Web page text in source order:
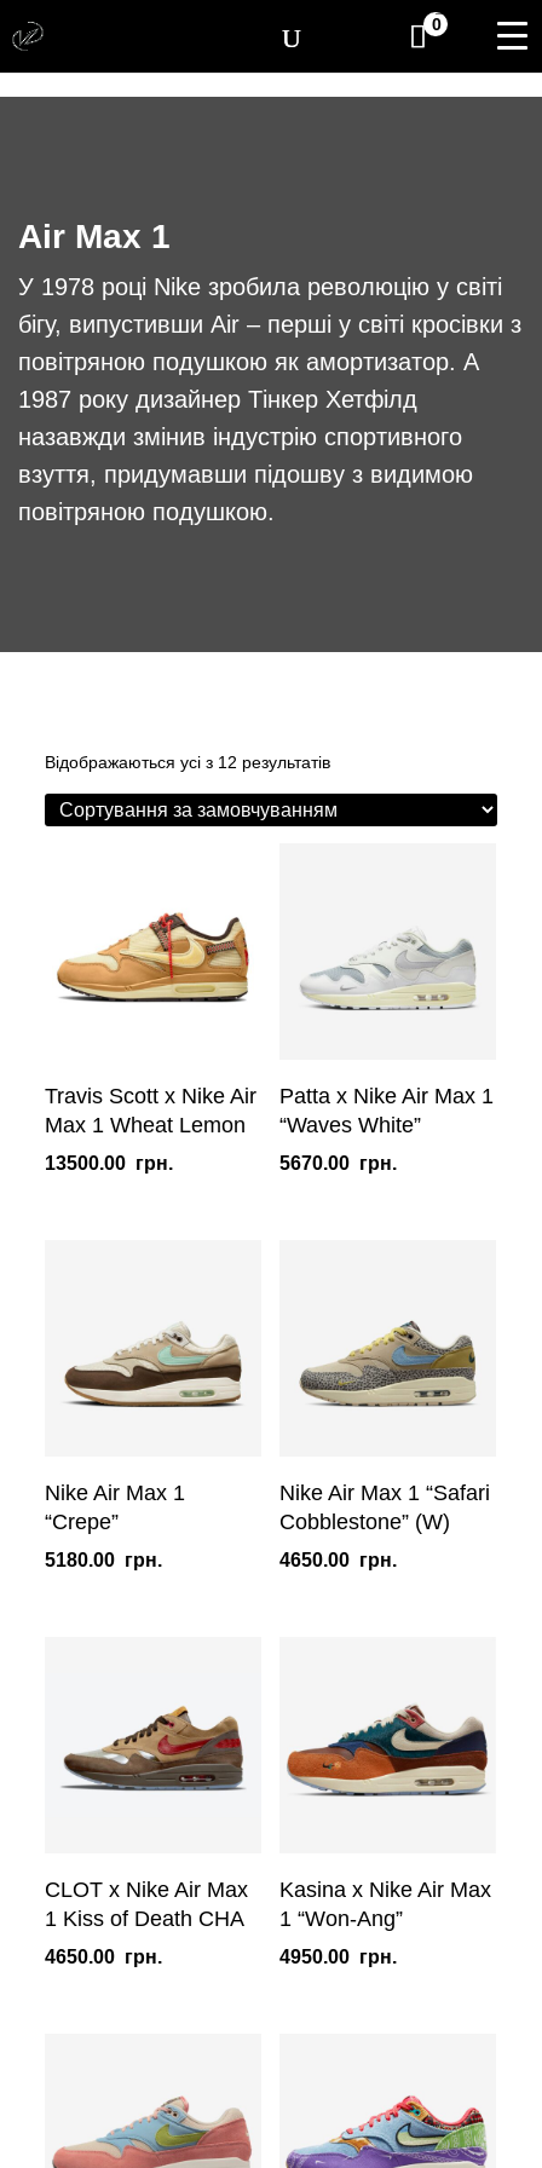
0
Air Max 1
У 1978 році Nike зробила революцію у світі
бігу, випустивши Air – перші у світі кросівки з
повітряною подушкою як амортизатор. А
1987 року дизайнер Тінкер Хетфілд
назавжди змінив індустрію спортивного
взуття, придумавши підошву з видимою
повітряною подушкою.
Відображаються усі з 12 результатів
Travis Scott x Nike Air
Max 1 Wheat Lemon
13500.00 грн.
Patta x Nike Air Max 1
“Waves White”
5670.00 грн.
Nike Air Max 1
“Crepe”
5180.00 грн.
Nike Air Max 1 “Safari
Cobblestone” (W)
4650.00 грн.
CLOT x Nike Air Max
1 Kiss of Death CHA
4650.00 грн.
Kasina x Nike Air Max
1 “Won-Ang”
4950.00 грн.